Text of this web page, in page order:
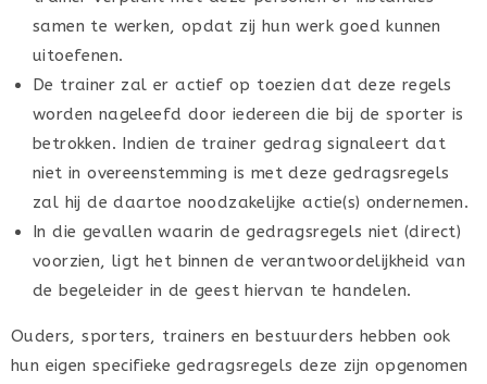
samen te werken, opdat zij hun werk goed kunnen
uitoefenen.
De trainer zal er actief op toezien dat deze regels
worden nageleefd door iedereen die bij de sporter is
betrokken. Indien de trainer gedrag signaleert dat
niet in overeenstemming is met deze gedragsregels
zal hij de daartoe noodzakelijke actie(s) ondernemen.
In die gevallen waarin de gedragsregels niet (direct)
voorzien, ligt het binnen de verantwoordelijkheid van
de begeleider in de geest hiervan te handelen.
Ouders, sporters, trainers en bestuurders hebben ook
hun eigen specifieke gedragsregels deze zijn opgenomen